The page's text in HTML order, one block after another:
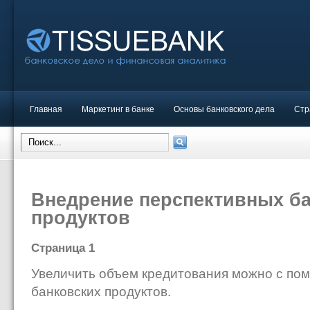
Главная Маркетинг в банке Основы банковского дела
Внедрение перспективных
продуктов
Страница 1
Увеличить объем кредитования можно с
банковских продуктов.